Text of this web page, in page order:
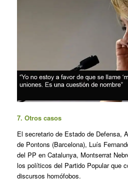
7. Otros casos
El secretario de Estado de Defensa,
de Pontons (Barcelona), Luís
del PP en Catalunya, Montserrat
los políticos del Partido Popular que
discursos homófobos.